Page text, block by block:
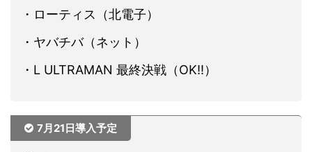
・ローティス（北電子）
・ヤバチバ（ネット）
・L ULTRAMAN 最終決戦（OK!!）
7月21日導入予定